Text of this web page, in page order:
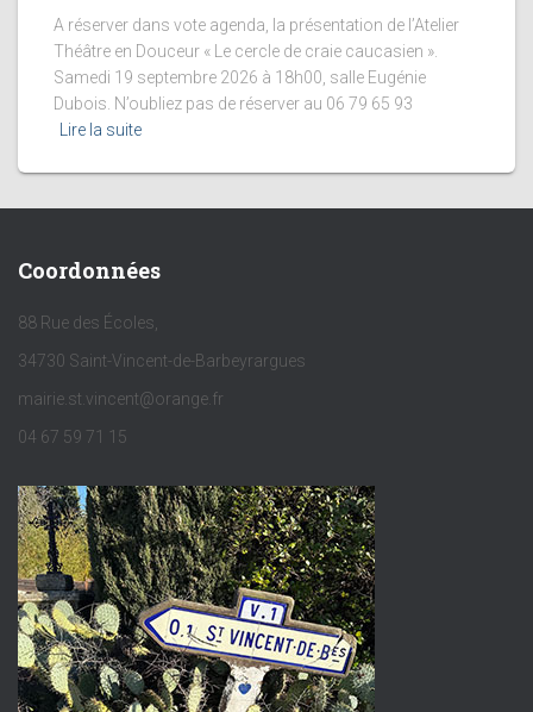
A réserver dans vote agenda, la présentation de l’Atelier
Théâtre en Douceur « Le cercle de craie caucasien ».
Samedi 19 septembre 2026 à 18h00, salle Eugénie
Dubois. N’oubliez pas de réserver au 06 79 65 93
Lire la suite
Coordonnées
88 Rue des Écoles,
34730 Saint-Vincent-de-Barbeyrargues
mairie.st.vincent@orange.fr
04 67 59 71 15